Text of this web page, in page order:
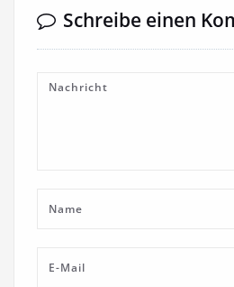
Schreibe einen